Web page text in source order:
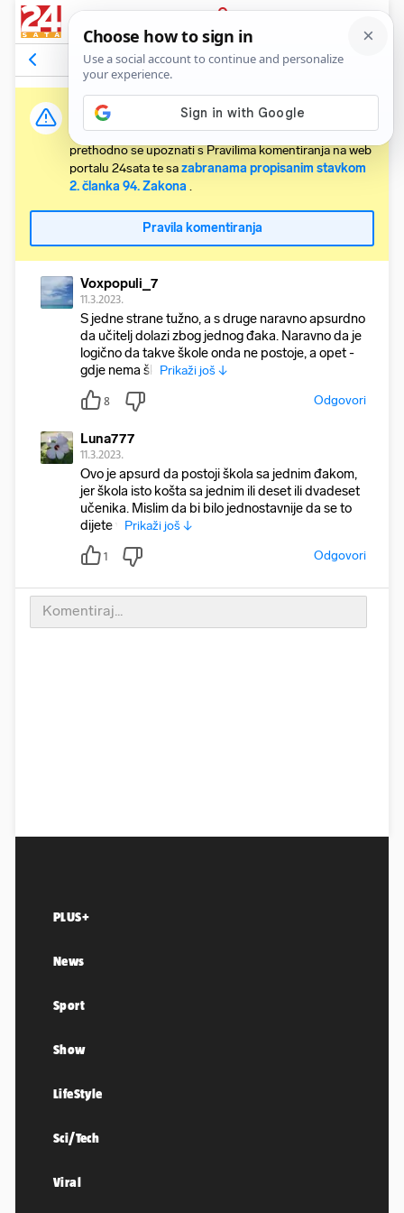
PRIJAVA
Komentari2 Relevantni
Važna obavijest:
Svaki korisnik koji želi komentirati članke obvezan je
prethodno se upoznati s Pravilima komentiranja na web
portalu 24sata te sazabranama propisanim stavkom
2. članka 94. Zakona .
Pravila komentiranja
Voxpopuli_7
11.3.2023.
S jedne strane tužno, a s druge naravno apsurdno
da učitelj dolazi zbog jednog đaka. Naravno da je
logično da takve škole onda ne postoje, a opet -
gdje nema šk Prikaži još ↓
8 Odgovori
Luna777
11.3.2023.
Ovo je apsurd da postoji škola sa jednim đakom,
jer škola isto košta sa jednim ili deset ili dvadeset
učenika. Mislim da bi bilo jednostavnije da se to
dijete v Prikaži još ↓
1 Odgovori
PLUS+
News
Sport
Show
LifeStyle
Sci/Tech
Viral